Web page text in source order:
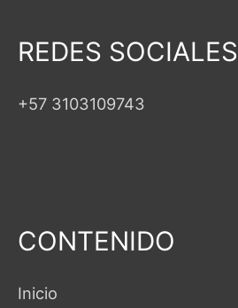
REDES SOCIALES
+57 3103109743
CONTENIDO
Inicio